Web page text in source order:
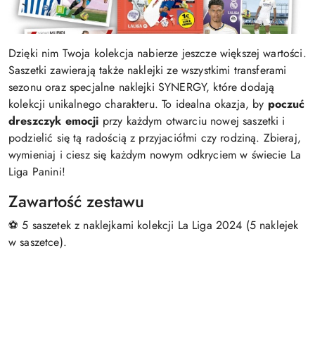
Dzięki nim Twoja kolekcja nabierze jeszcze większej wartości.
Saszetki zawierają także naklejki ze wszystkimi transferami
sezonu oraz specjalne naklejki SYNERGY, które dodają
kolekcji unikalnego charakteru. To idealna okazja, by poczuć
dreszczyk emocji przy każdym otwarciu nowej saszetki i
podzielić się tą radością z przyjaciółmi czy rodziną. Zbieraj,
wymieniaj i ciesz się każdym nowym odkryciem w świecie La
Liga Panini!
Zawartość zestawu
⚽ 5 saszetek z naklejkami kolekcji La Liga 2024 (5 naklejek
w saszetce).